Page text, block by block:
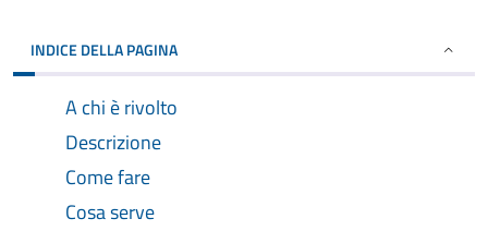
INDICE DELLA PAGINA
A chi è rivolto
Descrizione
Come fare
Cosa serve